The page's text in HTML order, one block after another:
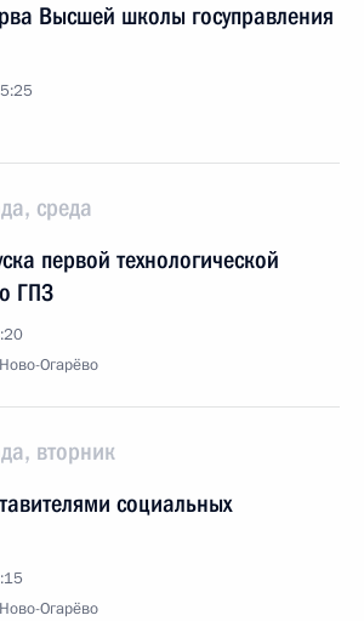
Высшей школы госуправления
среда
первой технологической
ГПЗ
Огарёво
вторник
социальных
Огарёво